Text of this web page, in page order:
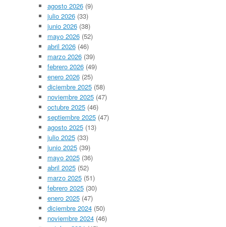
agosto 2026(9)
julio 2026(33)
junio 2026(38)
mayo 2026(52)
abril 2026(46)
marzo 2026(39)
febrero 2026(49)
enero 2026(25)
diciembre 2025(58)
noviembre 2025(47)
octubre 2025(46)
septiembre 2025(47)
agosto 2025(13)
julio 2025(33)
junio 2025(39)
mayo 2025(36)
abril 2025(52)
marzo 2025(51)
febrero 2025(30)
enero 2025(47)
diciembre 2024(50)
noviembre 2024(46)